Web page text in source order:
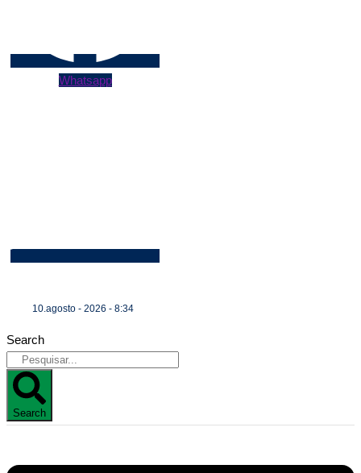
Whatsapp
10.agosto - 2026 - 8:34
Search
Search